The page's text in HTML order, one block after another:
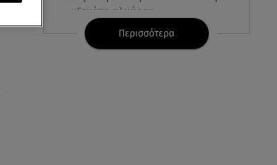
«Γεμάτη αλμύρα»
06.08.26 , 22:10
Περισσότερα